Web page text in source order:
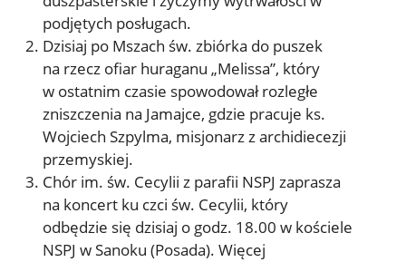
podjętych posługach.
Dzisiaj po Mszach św. zbiórka do puszek
na rzecz ofiar huraganu „Melissa”, który
w ostatnim czasie spowodował rozległe
zniszczenia na Jamajce, gdzie pracuje ks.
Wojciech Szpylma, misjonarz z archidiecezji
przemyskiej.
Chór im. św. Cecylii z parafii NSPJ zaprasza
na koncert ku czci św. Cecylii, który
odbędzie się dzisiaj o godz. 18.00 w kościele
NSPJ w Sanoku (Posada). Więcej